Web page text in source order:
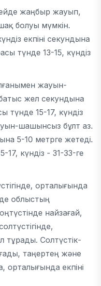
жаңбыр жауып,
болуы мүмкін.
екпіні секундына
түнде 13-15, күндіз
жауын-
жел секундына
түнде 15-17, күндіз
шашынсыз бұлт аз.
5-10 метрге жетеді.
17, күндіз - 31-33-ге
орталығында
облыстың
найзағай,
тұрады. Солтүстік-
таңертең және
орталығында екпіні